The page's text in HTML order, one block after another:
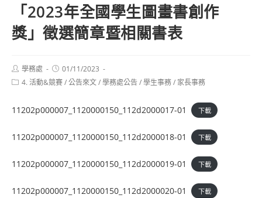
「2023年全國學生圖畫書創作
獎」徵選簡章暨相關書表
Post
author:
學務處
Post
published:
01/11/2023
Post4. 活動&競賽/公告來文/學務處公告/學生事務/ 家長事務
11202p000007_1120000150_112d2000017-01 下載
11202p000007_1120000150_112d2000018-01 下載
11202p000007_1120000150_112d2000019-01 下載
11202p000007_1120000150_112d2000020-01 下載